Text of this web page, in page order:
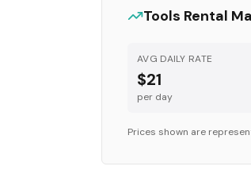
Tools Rental
AVG DAILY RATE
$21
per day
Prices shown are